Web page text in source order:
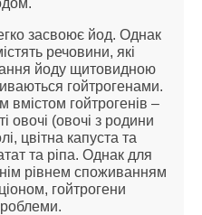
засвоює йод. Однак
речовини, які
йоду щитовидною
гойтрогенами.
вмістом гойтрогенів –
овочі (овочі з родини
цвітна капуста та
та ріпа. Однак для
рівнем споживанням
гойтрогени